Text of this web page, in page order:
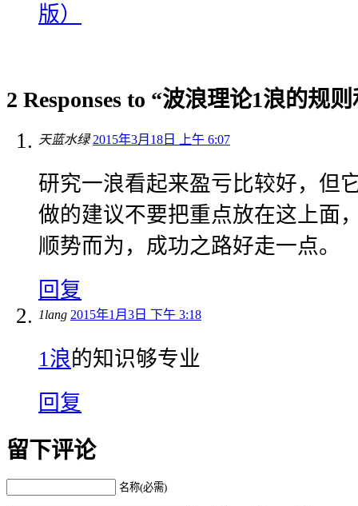
版）
2 Responses to “波浪理论1浪的规
天蓝水绿 2015年3月18日 上午 6:07
研究一浪看起来盈亏比较好，但
做的建议不要把重点放在这上面
顺势而为，成功之路好走一点。
回复
1lang 2015年1月3日 下午 3:18
1浪的知识够专业
回复
留下评论
名称(必需)